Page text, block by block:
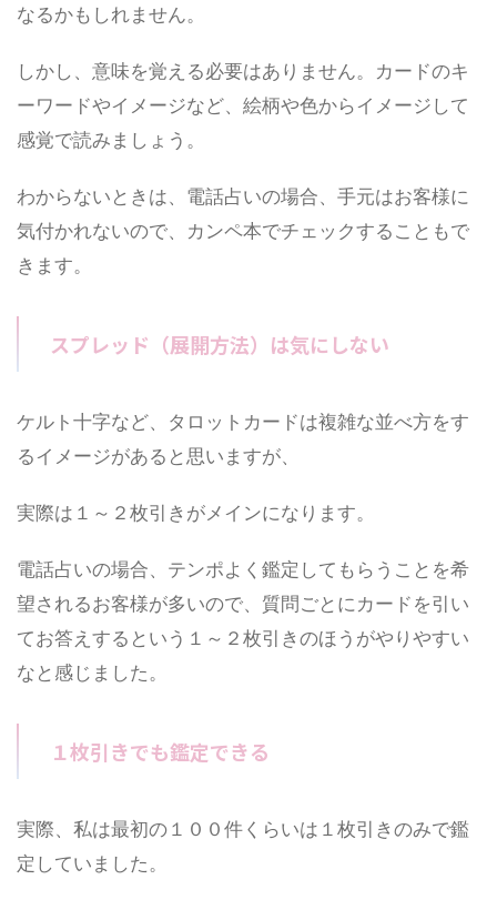
なるかもしれません。
しかし、意味を覚える必要はありません。カードのキ
ーワードやイメージなど、絵柄や色からイメージして
感覚で読みましょう。
わからないときは、電話占いの場合、手元はお客様に
気付かれないので、カンペ本でチェックすることもで
きます。
スプレッド（展開方法）は気にしない
ケルト十字など、タロットカードは複雑な並べ方をす
るイメージがあると思いますが、
実際は１～２枚引きがメインになります。
電話占いの場合、テンポよく鑑定してもらうことを希
望されるお客様が多いので、質問ごとにカードを引い
てお答えするという１～２枚引きのほうがやりやすい
なと感じました。
１枚引きでも鑑定できる
実際、私は最初の１００件くらいは１枚引きのみで鑑
定していました。